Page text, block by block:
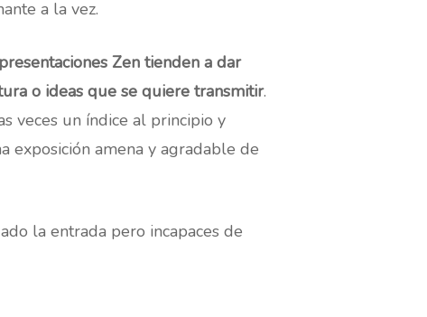
a la vez.
Zen tienden a dar
o ideas que se quiere transmitir.
veces un índice al principio y
exposición amena y agradable de
la entrada pero incapaces de